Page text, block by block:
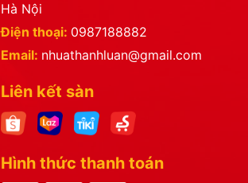
Hà Nội
Điện thoại: 0987188882
Email: nhuathanhluan@gmail.com
Liên kết sàn
Hình thức thanh toán